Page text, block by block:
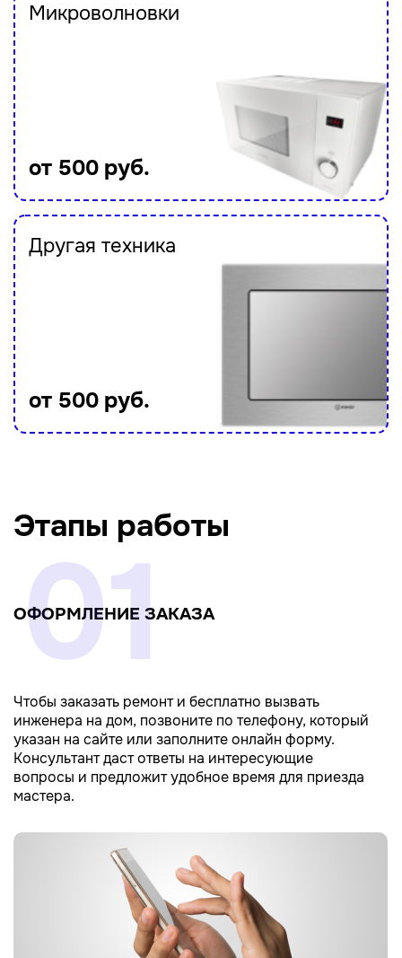
Микроволновки
от 500 руб.
Другая техника
от 500 руб.
Этапы работы
01
ОФОРМЛЕНИЕ ЗАКАЗА
Чтобы заказать ремонт и бесплатно вызвать
инженера на дом, позвоните по телефону, который
указан на сайте или заполните онлайн форму.
Консультант даст ответы на интересующие
вопросы и предложит удобное время для приезда
мастера.
Ремонт холодильника
Gorenje
Ремонт кофемашины